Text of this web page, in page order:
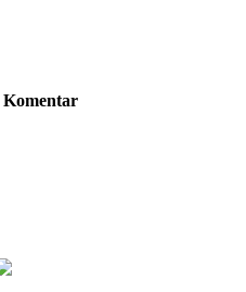
pada
Komentar